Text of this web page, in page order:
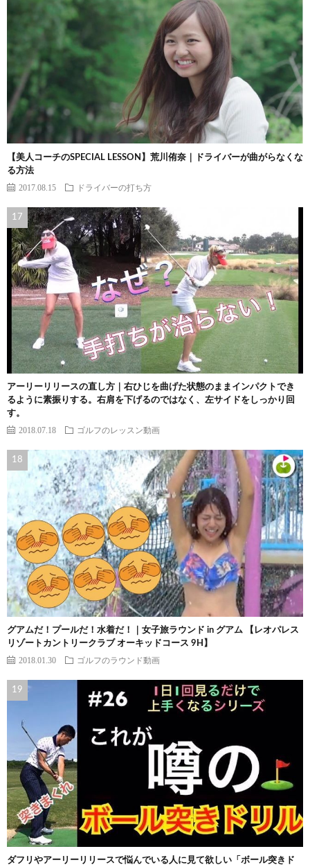
【美人コーチのSPECIAL LESSON】荒川侑奈｜ドライバーが曲がらなくな
る方法
2017.08.15 ドライバーの打ち方
アーリーリリースの直し方｜右ひじを曲げた状態のままインパクトでき
るように素振りする。右肩を下げるのではなく、左サイドをしっかり回
す。
2018.07.18 ゴルフのレッスン動画
グアムだ！プールだ！水着だ！｜女子旅ラウンド in グアム 【レオパレス
リゾートカントリークラブ オーキッドコース 9H】
2018.01.30 ゴルフのラウンド動画
ダフリやアーリーリリースで悩んでいる人に見て欲しい「ボール突きド